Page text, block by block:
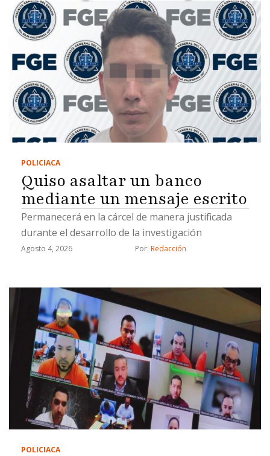
POLICIACA
Quiso asaltar un banco
mediante un mensaje escrito
Permanecerá en la cárcel de manera justificada
durante el desarrollo de la investigación
Agosto 4, 2026 Por: Redacción
POLICIACA